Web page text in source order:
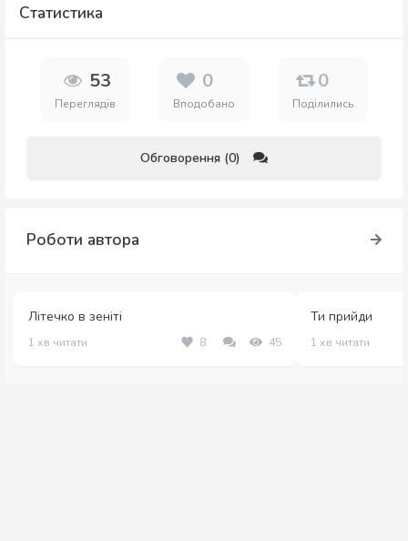
Статистика
53
Переглядів
0
Вподобано
0
Поділились
Обговорення (0)
Роботи автора
Літечко в зеніті
1 хв читати 8 45
Ти прийди
1 хв читати